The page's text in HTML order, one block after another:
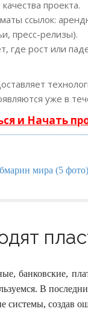
проекта.
ссылок:
пресс-релизы).
где рост или
уже в
и Начать
банковские,
В
системы, создав